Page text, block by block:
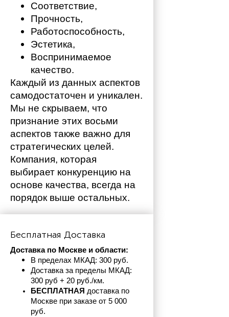
Соответствие,
Прочность,
Работоспособность,
Эстетика,
Воспринимаемое
качество.
Каждый из данных аспектов
самодостаточен и уникален.
Мы не скрываем, что
признание этих восьми
аспектов также важно для
стратегических целей.
Компания, которая
выбирает конкуренцию на
основе качества, всегда на
порядок выше остальных.
Бесплатная Доставка
Доставка по Москве и области:
В пределах МКАД: 300 руб.
Доставка за пределы МКАД:
300 руб + 20 руб./км.
БЕСПЛАТНАЯ доставка по
Москве при заказе от 5 000
руб.